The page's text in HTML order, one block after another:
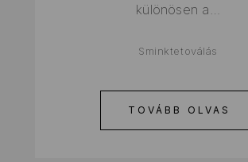
különösen a…
Sminktetoválás
TOVÁBB OLVAS